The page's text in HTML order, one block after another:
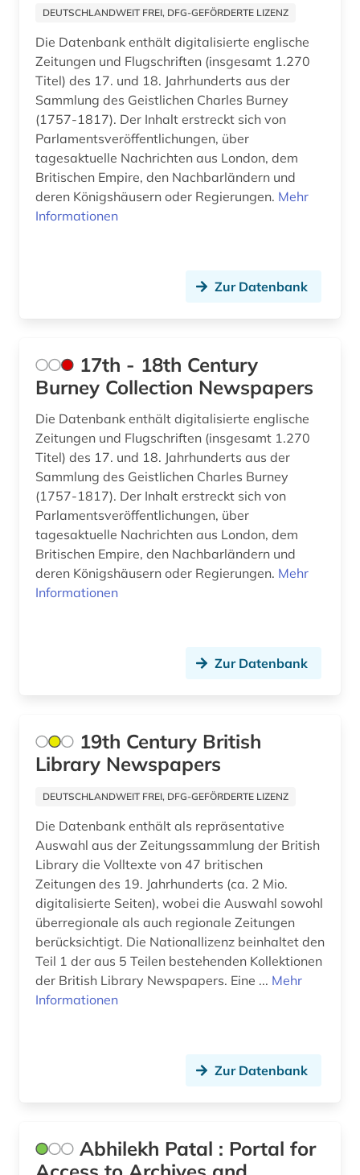
atlas (3)
atmosphäre (1)
atomare bedrohung (1)
attentat (1)
aufenthaltsrecht (1)
aufklärung (1)
auslandsschulden (2)
aussenpolitik (1)
aussenwirtschaft (1)
australien (4)
auswanderungspolitik (1)
auswärtiger ausschuss des deutschen
außenpolitik (22)
baden-württemberg (4)
balkan (1)
barbosa (1)
bayerische staatsbibliothek (1)
bayern (8)
unterricht und kultus (1)
Portugal (3)
Rheinland-Pfalz (3)
Rumänien (6)
Russland, Sowjetunion (54)
Saarland (3)
Sachsen (3)
Skandinavien (2)
Slowenien (6)
Spanien (4)
Suedamerika (29)
Suedasien (6)
Suedostasien (8)
Tschechische Republik (5)
USA (71)
Ukraine (17)
Unbekannt (1)
Vatikanstadt (2)
Zypern (2)
DEUTSCHLANDWEIT FREI, DFG-GEFÖRDERTE LIZENZ
Die Datenbank enthält digitalisierte englische
Zeitungen und Flugschriften (insgesamt 1.270
Titel) des 17. und 18. Jahrhunderts aus der
Sammlung des Geistlichen Charles Burney
(1757-1817). Der Inhalt erstreckt sich von
Parlamentsveröffentlichungen, über
tagesaktuelle Nachrichten aus London, dem
Britischen Empire, den Nachbarländern und
deren Königshäusern oder Regierungen. Mehr
Informationen
Zur Datenbank
17th - 18th Century
Burney Collection Newspapers
Die Datenbank enthält digitalisierte englische
Zeitungen und Flugschriften (insgesamt 1.270
Titel) des 17. und 18. Jahrhunderts aus der
Sammlung des Geistlichen Charles Burney
(1757-1817). Der Inhalt erstreckt sich von
Parlamentsveröffentlichungen, über
tagesaktuelle Nachrichten aus London, dem
Britischen Empire, den Nachbarländern und
deren Königshäusern oder Regierungen. Mehr
Informationen
Zur Datenbank
19th Century British
Library Newspapers
DEUTSCHLANDWEIT FREI, DFG-GEFÖRDERTE LIZENZ
Die Datenbank enthält als repräsentative
Auswahl aus der Zeitungssammlung der British
Library die Volltexte von 47 britischen
Zeitungen des 19. Jahrhunderts (ca. 2 Mio.
digitalisierte Seiten), wobei die Auswahl sowohl
überregionale als auch regionale Zeitungen
berücksichtigt. Die Nationallizenz beinhaltet den
Teil 1 der aus 5 Teilen bestehenden Kollektionen
der British Library Newspapers. Eine ... Mehr
Informationen
Zur Datenbank
Abhilekh Patal : Portal for